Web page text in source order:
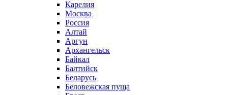
Карелия
Москва
Россия
Алтай
Аргун
Архангельск
Байкал
Балтийск
Беларусь
Беловежская пуща